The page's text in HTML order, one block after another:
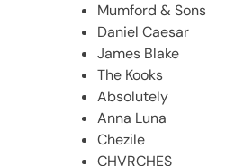
Mumford & Sons
Daniel Caesar
James Blake
The Kooks
Absolutely
Anna Luna
Chezile
CHVRCHES